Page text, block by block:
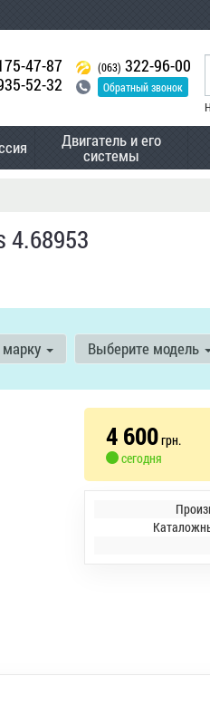
47-87
52-32
(063) 322-96-00
Обратный звонок
Двигатель и его
системы
4.68953
Выберите модель
4 600грн.
сегодня